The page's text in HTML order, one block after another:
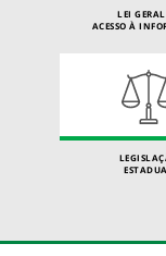
LEI
ACESSO À